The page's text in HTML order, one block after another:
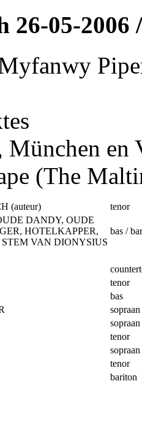
26-05-2006
München en
(The
(auteur)
tenor
DANDY, OUDE
HOTELKAPPER,
VAN DIONYSIUS
bas /
tenor
bas
sopraan
sopraan
tenor
sopraan
tenor
bariton